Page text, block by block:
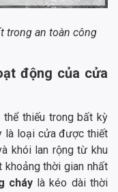
trong an toàn công
động của cửa
thể thiếu trong bất kỳ
là loại cửa được thiết
khói lan rộng từ khu
thời gian nhất
cháy là kéo dài thời